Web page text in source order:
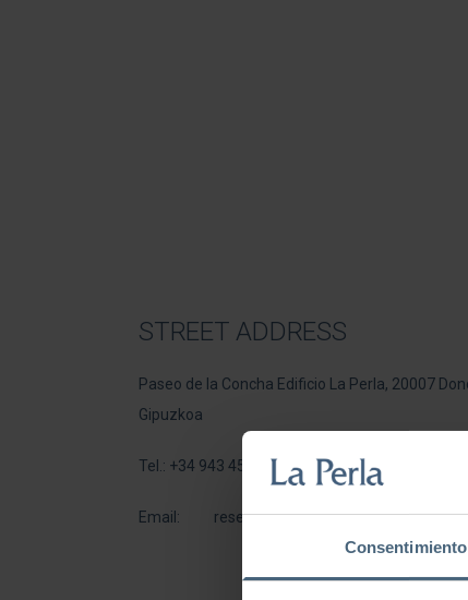
Consentimiento
STREET ADDRESS
Paseo de la Concha Edificio La Perla, 20007
Gipuzkoa
Tel.: +34 943 45 88 56
Email: reservas@la-perla.net